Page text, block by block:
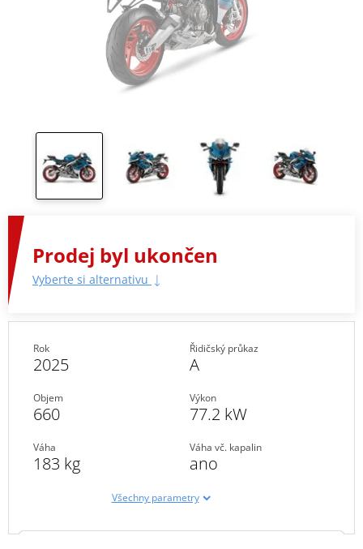
Prodej byl ukončen
Vyberte si alternativu
Rok
2025
Řidičský průkaz
A
Objem
660
Výkon
77.2 kW
Váha
183 kg
Váha vč. kapalin
ano
Všechny parametry